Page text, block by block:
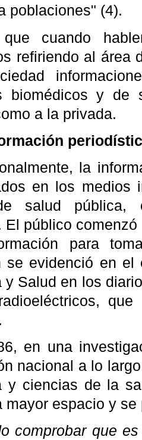
poblaciones" (4).
cuando
refiriendo al área
biomédicos y de
a la privada.
la
en los medios
salud pública,
El público
para
se evidenció en
y Salud en los
en una
nacional a lo
y ciencias de la
mayor espacio y
comprobar que